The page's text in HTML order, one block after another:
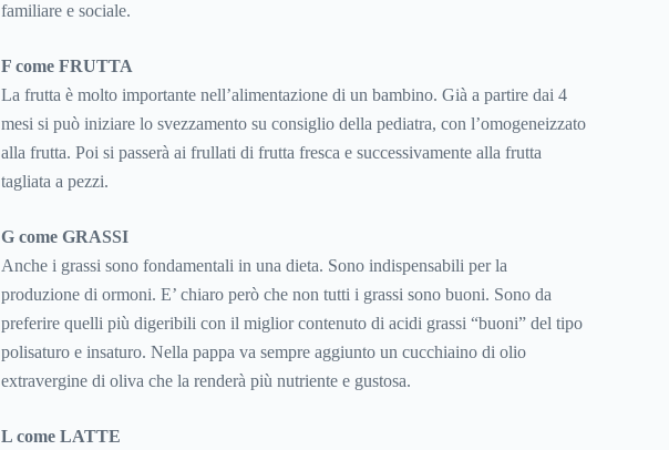
familiare e sociale.
F come FRUTTA
La frutta è molto importante nell’alimentazione di un bambino. Già a partire dai 4
mesi si può iniziare lo svezzamento su consiglio della pediatra, con l’omogeneizzato
alla frutta. Poi si passerà ai frullati di frutta fresca e successivamente alla frutta
tagliata a pezzi.
G come GRASSI
Anche i grassi sono fondamentali in una dieta. Sono indispensabili per la
produzione di ormoni. E’ chiaro però che non tutti i grassi sono buoni. Sono da
preferire quelli più digeribili con il miglior contenuto di acidi grassi “buoni” del tipo
polisaturo e insaturo. Nella pappa va sempre aggiunto un cucchiaino di olio
extravergine di oliva che la renderà più nutriente e gustosa.
L come LATTE